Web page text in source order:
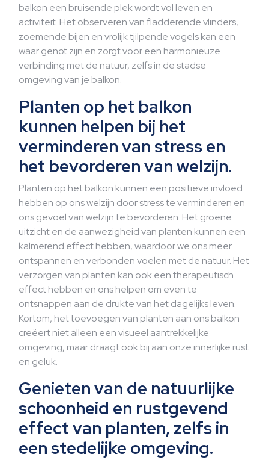
balkon een bruisende plek wordt vol leven en
activiteit. Het observeren van fladderende vlinders,
zoemende bijen en vrolijk tjilpende vogels kan een
waar genot zijn en zorgt voor een harmonieuze
verbinding met de natuur, zelfs in de stadse
omgeving van je balkon.
Planten op het balkon
kunnen helpen bij het
verminderen van stress en
het bevorderen van welzijn.
Planten op het balkon kunnen een positieve invloed
hebben op ons welzijn door stress te verminderen en
ons gevoel van welzijn te bevorderen. Het groene
uitzicht en de aanwezigheid van planten kunnen een
kalmerend effect hebben, waardoor we ons meer
ontspannen en verbonden voelen met de natuur. Het
verzorgen van planten kan ook een therapeutisch
effect hebben en ons helpen om even te
ontsnappen aan de drukte van het dagelijks leven.
Kortom, het toevoegen van planten aan ons balkon
creëert niet alleen een visueel aantrekkelijke
omgeving, maar draagt ook bij aan onze innerlijke rust
en geluk.
Genieten van de natuurlijke
schoonheid en rustgevend
effect van planten, zelfs in
een stedelijke omgeving.